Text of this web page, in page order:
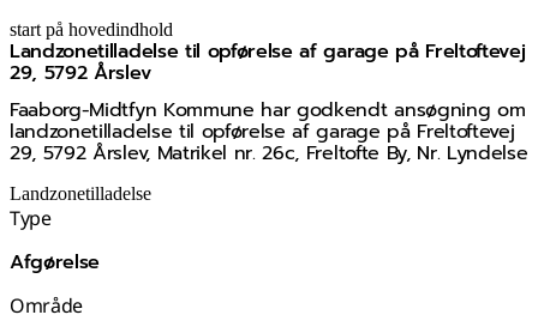
start på hovedindhold
Landzonetilladelse til opførelse af garage på Freltoftevej
29, 5792 Årslev
Faaborg-Midtfyn Kommune har godkendt ansøgning om
landzonetilladelse til opførelse af garage på Freltoftevej
29, 5792 Årslev, Matrikel nr. 26c, Freltofte By, Nr. Lyndelse
senest opdateret 25. juni 2026
Landzonetilladelse
Type
Afgørelse
Område